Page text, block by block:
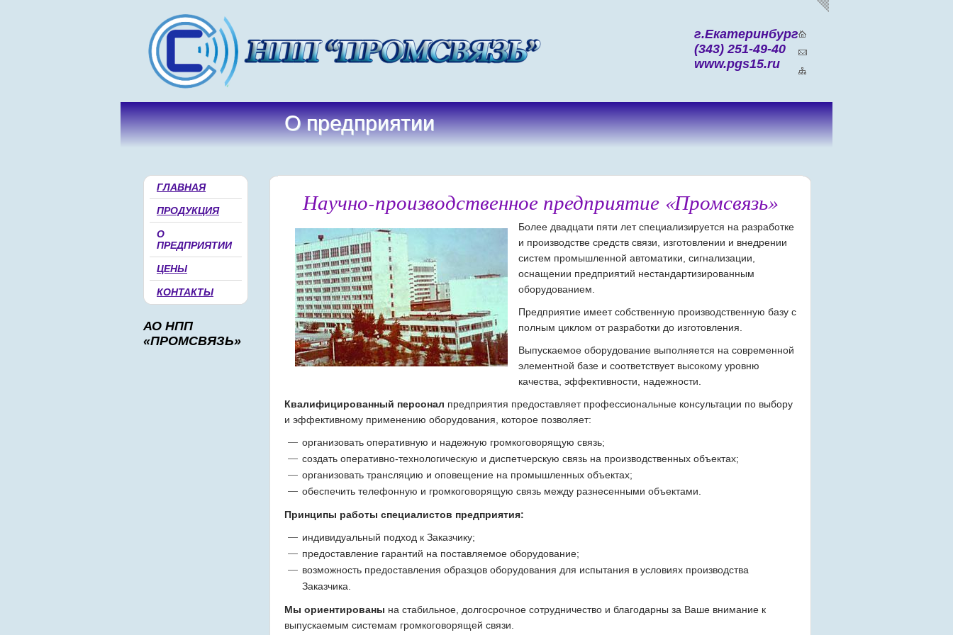
г.Екатеринбург
(343) 251-49-40
www.pgs15.ru
О предприятии
О предприятии
ГЛАВНАЯ
ПРОДУКЦИЯ
О
ПРЕДПРИЯТИИ
ЦЕНЫ
КОНТАКТЫ
АО НПП
«ПРОМСВЯЗЬ»
•
• •
•
Научно-производственное предприятие «Промсвязь»
Более двадцати пяти лет специализируется на разработке
и производстве средств связи, изготовлении и внедрении
систем промышленной автоматики, сигнализации,
оснащении предприятий нестандартизированным
оборудованием.
Предприятие имеет собственную производственную базу с
полным циклом от разработки до изготовления.
Выпускаемое оборудование выполняется на современной
элементной базе и соответствует высокому уровню
качества, эффективности, надежности.
Квалифицированный персонал предприятия предоставляет профессиональные консультации по выбору
и эффективному применению оборудования, которое позволяет:
организовать оперативную и надежную громкоговорящую связь;
создать оперативно-технологическую и диспетчерскую связь на производственных объектах;
организовать трансляцию и оповещение на промышленных объектах;
обеспечить телефонную и громкоговорящую связь между разнесенными объектами.
Принципы работы специалистов предприятия:
индивидуальный подход к Заказчику;
предоставление гарантий на поставляемое оборудование;
возможность предоставления образцов оборудования для испытания в условиях производства
Заказчика.
Мы ориентированы на стабильное, долгосрочное сотрудничество и благодарны за Ваше внимание к
выпускаемым системам громкоговорящей связи.